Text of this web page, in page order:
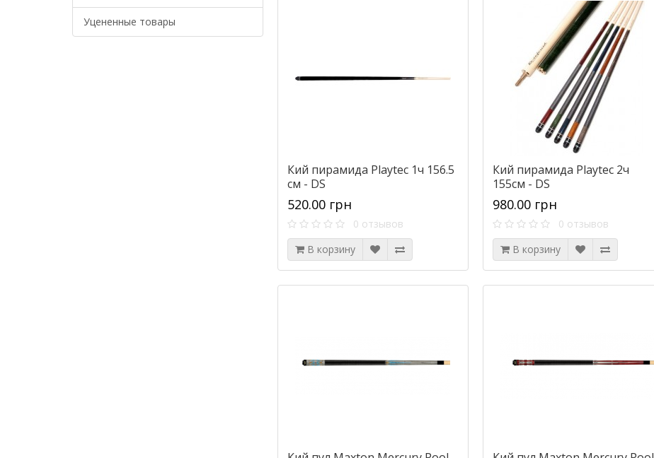
Уцененные товары
Кий пирамида Playtec 1ч 156.5
см - DS
520.00 грн
0 отзывов
В корзину
Кий пирамида Playtec 2ч
155см - DS
980.00 грн
0 отзывов
В корзину